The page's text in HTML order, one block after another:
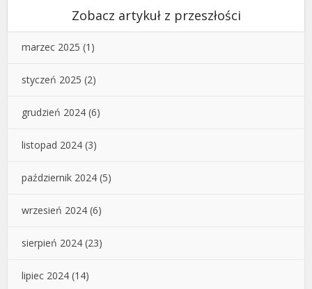
Zobacz artykuł z przeszłości
marzec 2025 (1)
styczeń 2025 (2)
grudzień 2024 (6)
listopad 2024 (3)
październik 2024 (5)
wrzesień 2024 (6)
sierpień 2024 (23)
lipiec 2024 (14)